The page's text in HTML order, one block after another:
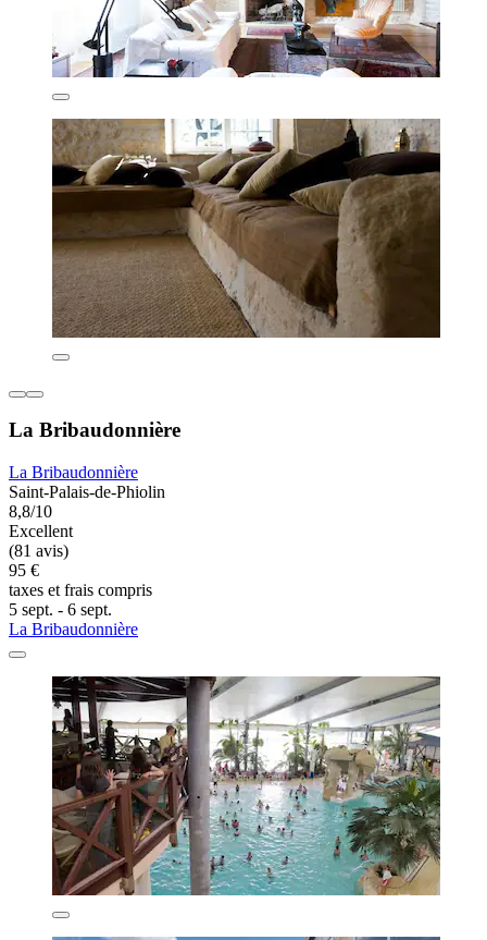
La Bribaudonnière
La Bribaudonnière
Saint-Palais-de-Phiolin
8,8/10
Excellent
(81 avis)
95 €
taxes et frais compris
5 sept. - 6 sept.
La Bribaudonnière